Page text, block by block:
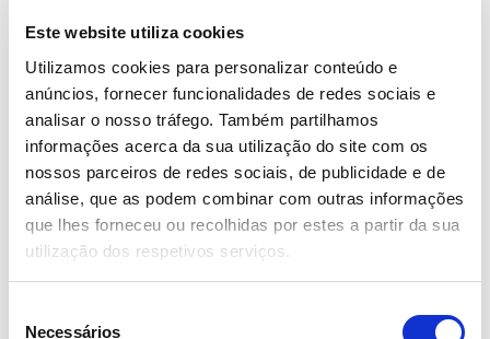
Este website utiliza cookies
Utilizamos cookies para personalizar conteúdo e
anúncios, fornecer funcionalidades de redes sociais e
analisar o nosso tráfego. Também partilhamos
informações acerca da sua utilização do site com os
nossos parceiros de redes sociais, de publicidade e de
análise, que as podem combinar com outras informações
que lhes forneceu ou recolhidas por estes a partir da sua
utilização dos respetivos serviços.
Necessários
– 69.066 km
– Caixa manual de 6 velocidades
– Tracção dianteira